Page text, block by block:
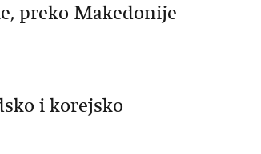
preko Makedonije
i korejsko